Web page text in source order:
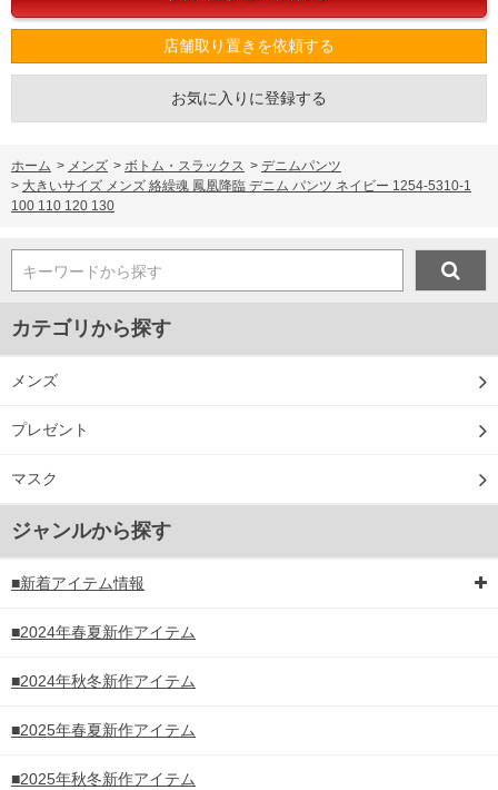
店舗取り置きを依頼する
お気に入りに登録する
ホーム > メンズ > ボトム・スラックス > デニムパンツ
> 大きいサイズ メンズ 絡繰魂 鳳凰降臨 デニム パンツ ネイビー 1254-5310-1
100 110 120 130
キーワードから探す
カテゴリから探す
メンズ
プレゼント
マスク
ジャンルから探す
■新着アイテム情報
■2024年春夏新作アイテム
■2024年秋冬新作アイテム
■2025年春夏新作アイテム
■2025年秋冬新作アイテム